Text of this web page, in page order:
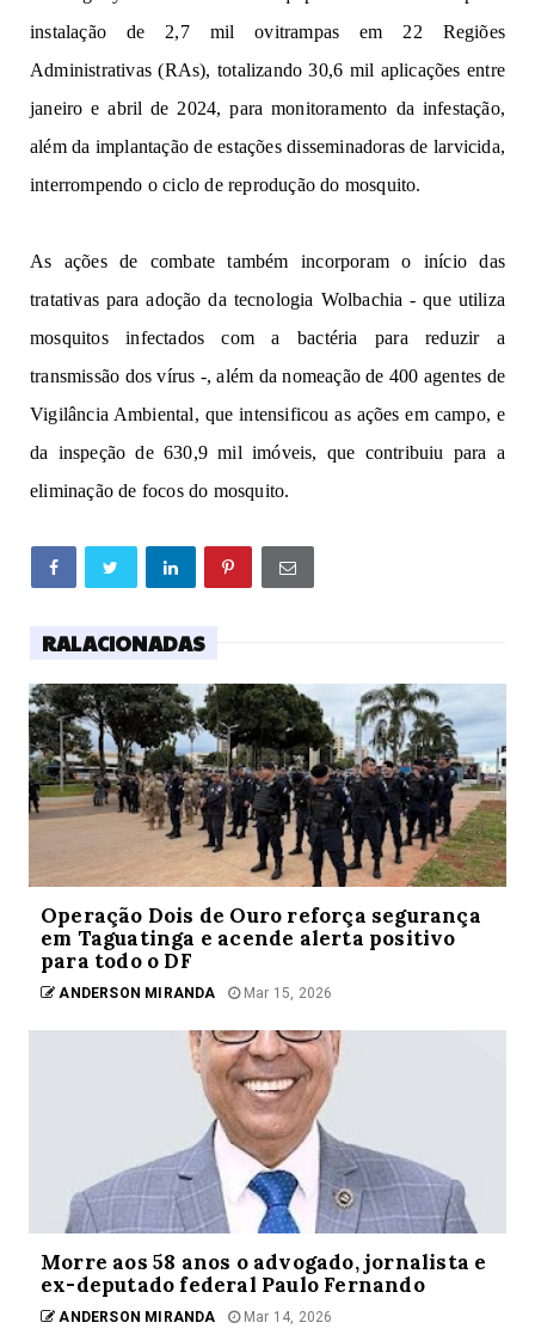
instalação de 2,7 mil ovitrampas em 22 Regiões
Administrativas (RAs), totalizando 30,6 mil aplicações entre
janeiro e abril de 2024, para monitoramento da infestação,
além da implantação de estações disseminadoras de larvicida,
interrompendo o ciclo de reprodução do mosquito.
As ações de combate também incorporam o início das
tratativas para adoção da tecnologia Wolbachia - que utiliza
mosquitos infectados com a bactéria para reduzir a
transmissão dos vírus -, além da nomeação de 400 agentes de
Vigilância Ambiental, que intensificou as ações em campo, e
da inspeção de 630,9 mil imóveis, que contribuiu para a
eliminação de focos do mosquito.
RALACIONADAS
Operação Dois de Ouro reforça segurança
em Taguatinga e acende alerta positivo
para todo o DF
ANDERSON MIRANDA Mar 15, 2026
Morre aos 58 anos o advogado, jornalista e
ex-deputado federal Paulo Fernando
ANDERSON MIRANDA Mar 14, 2026